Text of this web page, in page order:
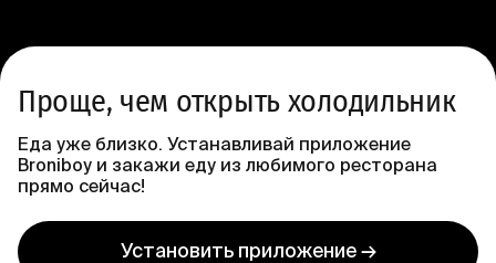
Проще, чем открыть холодильник
Еда уже близко. Устанавливай приложение
Broniboy и закажи еду из любимого ресторана
прямо сейчас!
Установить приложение →